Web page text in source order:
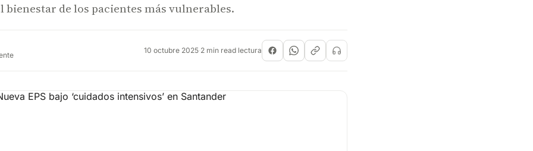
bienestar de los pacientes más vulnerables.
10 octubre 2025·2 min read lectura